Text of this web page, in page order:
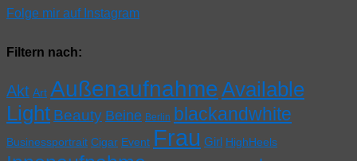
Folge mir auf Instagram
Filtern nach:
Akt Art AußenaufnahmeAvailable
Light Beauty Beine Berlin blackandwhite
Businessportrait Cigar Event Frau Girl HighHeels